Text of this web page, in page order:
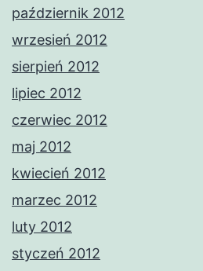
październik 2012
wrzesień 2012
sierpień 2012
lipiec 2012
czerwiec 2012
maj 2012
kwiecień 2012
marzec 2012
luty 2012
styczeń 2012